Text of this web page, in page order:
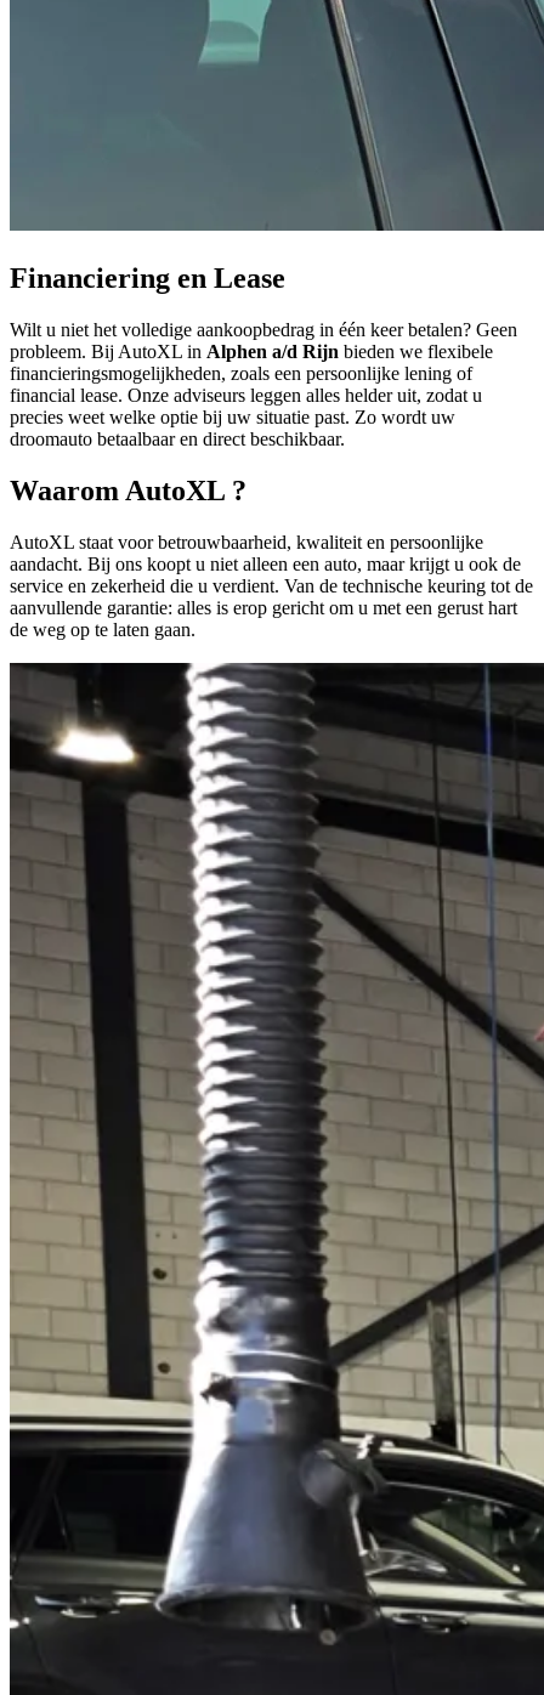
Financiering en Lease
Wilt u niet het volledige aankoopbedrag in één keer betalen? Geen
probleem. Bij AutoXL in Alphen a/d Rijn bieden we flexibele
financieringsmogelijkheden, zoals een persoonlijke lening of
financial lease. Onze adviseurs leggen alles helder uit, zodat u
precies weet welke optie bij uw situatie past. Zo wordt uw
droomauto betaalbaar en direct beschikbaar.
Waarom AutoXL ?
AutoXL staat voor betrouwbaarheid, kwaliteit en persoonlijke
aandacht. Bij ons koopt u niet alleen een auto, maar krijgt u ook de
service en zekerheid die u verdient. Van de technische keuring tot de
aanvullende garantie: alles is erop gericht om u met een gerust hart
de weg op te laten gaan.